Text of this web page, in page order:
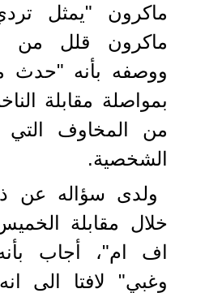
ماكرون "يمثل
ماكرون قلل من
ووصفه بأنه "حدث
بمواصلة مقابلة
من المخاوف التي
الشخصية.
ولدى سؤاله عن
خلال مقابلة
اف ام"، أجاب
وغبي" لافتا الى